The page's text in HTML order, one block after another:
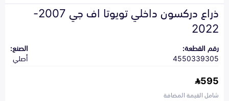
ذراع دركسون داخلي تويوتا اف جي 2007-
2022
رقم القطعة:
4550339305
الصنع:
أصلي
595
شامل القيمة المضافة